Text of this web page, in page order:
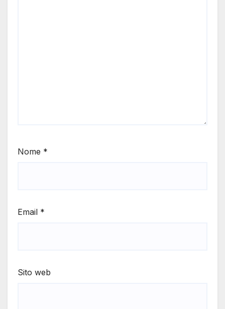
Nome *
Email *
Sito web